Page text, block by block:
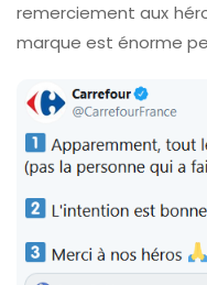
remerciement aux
marque est énorme